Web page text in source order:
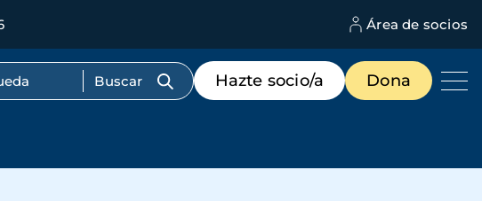
Área de socios
Menú
de
destacados
Hazte socio/a Dona